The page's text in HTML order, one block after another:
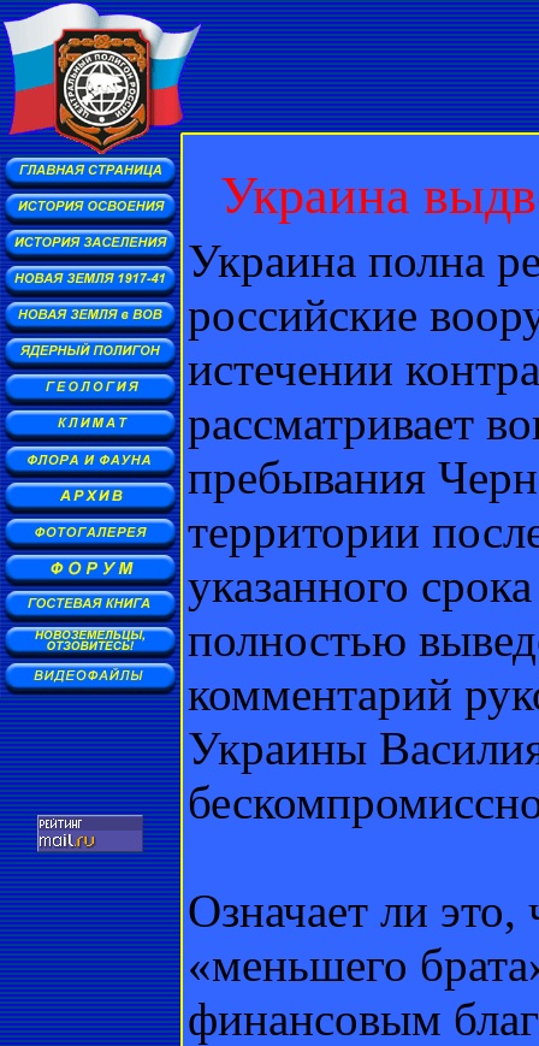
Украина
Украина полна
российские
истечении
рассматривает
пребывания
территории
указанного
полностью
комментарий
Украины
Означает ли
«меньшего
финансовым